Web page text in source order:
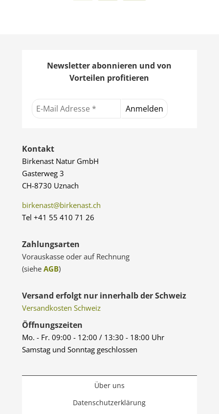
Newsletter abonnieren und von
Vorteilen profitieren
Kontakt
Birkenast Natur GmbH
Gasterweg 3
CH-8730 Uznach
birkenast@birkenast.ch
Tel +41 55 410 71 26
Zahlungsarten
Vorauskasse oder auf Rechnung
(siehe AGB)
Versand erfolgt nur innerhalb der Schweiz
Versandkosten Schweiz
Öffnungszeiten
Mo. - Fr. 09:00 - 12:00 / 13:30 - 18:00 Uhr
Samstag und Sonntag geschlossen
Über uns
Datenschutzerklärung